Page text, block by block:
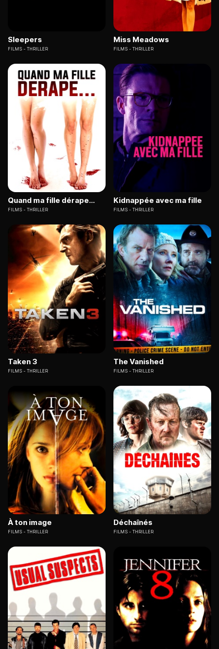
Sleepers
FILMS THRILLER
Miss Meadows
FILMS THRILLER
Quand ma fille dérape...
FILMS THRILLER
Kidnappée avec ma fille
FILMS THRILLER
Taken 3
FILMS THRILLER
The Vanished
FILMS THRILLER
À ton image
FILMS THRILLER
Déchaînés
FILMS THRILLER